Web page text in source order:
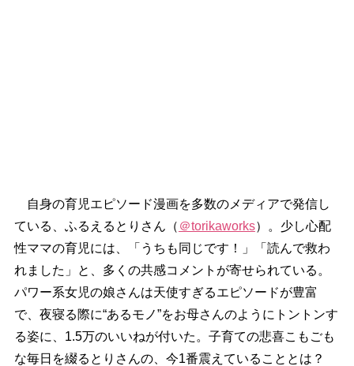
自身の育児エピソード漫画を多数のメディアで発信し
ている、ふるえるとりさん（ ＠torikaworks）。少し心配
性ママの育児には、「うちも同じです！」「読んで救わ
れました」と、多くの共感コメントが寄せられている。
パワー系女児の娘さんは天使すぎるエピソードが豊富
で、夜寝る際に“あるモノ”をお母さんのようにトントンす
る姿に、1.5万のいいねが付いた。子育ての悲喜こもごも
な毎日を綴るとりさんの、今1番震えていることとは？